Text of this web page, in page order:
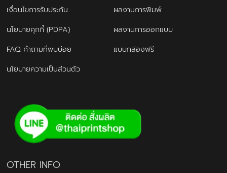
เงื่อนไขการรับประกัน
ผลงานการพิมพ์
นโยบายคุกกี้ (PDPA)
ผลงานการออกแบบ
FAQ คำถามที่พบบ่อย
แบบกล่องฟรี
นโยบายความเป็นส่วนตัว
OTHER INFO